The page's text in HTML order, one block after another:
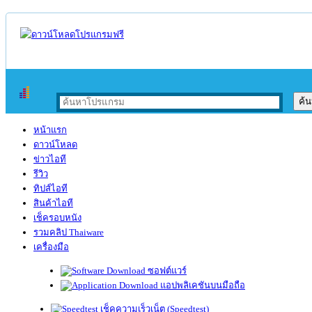
หน้าแรก
ดาวน์โหลด
ข่าวไอที
รีวิว
ทิปส์ไอที
สินค้าไอที
เช็ครอบหนัง
รวมคลิป Thaiware
เครื่องมือ
ซอฟต์แวร์
แอปพลิเคชันบนมือถือ
เช็คความเร็วเน็ต (Speedtest)